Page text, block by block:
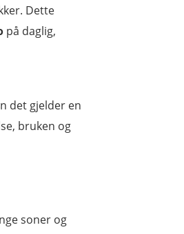
Dette
på daglig,
det gjelder en
bruken og
soner og